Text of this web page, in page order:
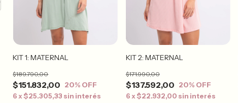
KIT 1: MATERNAL
$151.832,00
$189.790,00
20% OFF
6 x$25.305,33 sin interés
KIT 2: MATERNAL
$137.592,00
$171.990,00
20% OFF
6 x$22.932,00 sin interés